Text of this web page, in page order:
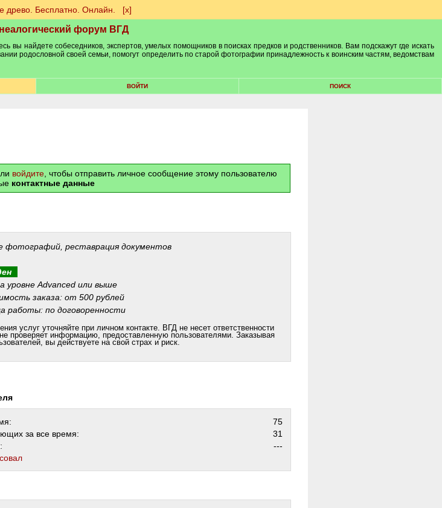
древо. Бесплатно. Онлайн. [х]
форум ВГД
вы найдете собеседников, экспертов, умелых помощников в поисках предков и родственников. Вам подскажут где искать
родословной своей семьи, помогут определить по старой фотографии принадлежность к воинским частям, ведомствам
ВОЙТИ ПОИСК
войдите , чтобы отправить личное сообщение этому пользователю
контактные данные
фотографий, реставрация документов
уровне Advanced или выше
заказа: от 500 рублей
работы: по договоренности
услуг уточняйте при личном контакте. ВГД не несет ответственности
проверяет информацию, предоставленную пользователями. Заказывая
вы действуете на свой страх и риск.
75
за все время:
31
---